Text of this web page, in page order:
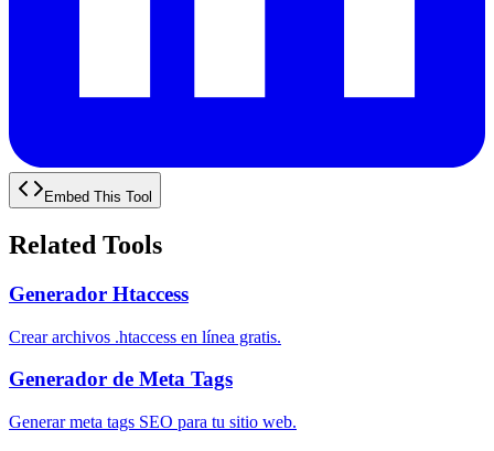
Embed This Tool
Related Tools
Generador Htaccess
Crear archivos .htaccess en línea gratis.
Generador de Meta Tags
Generar meta tags SEO para tu sitio web.